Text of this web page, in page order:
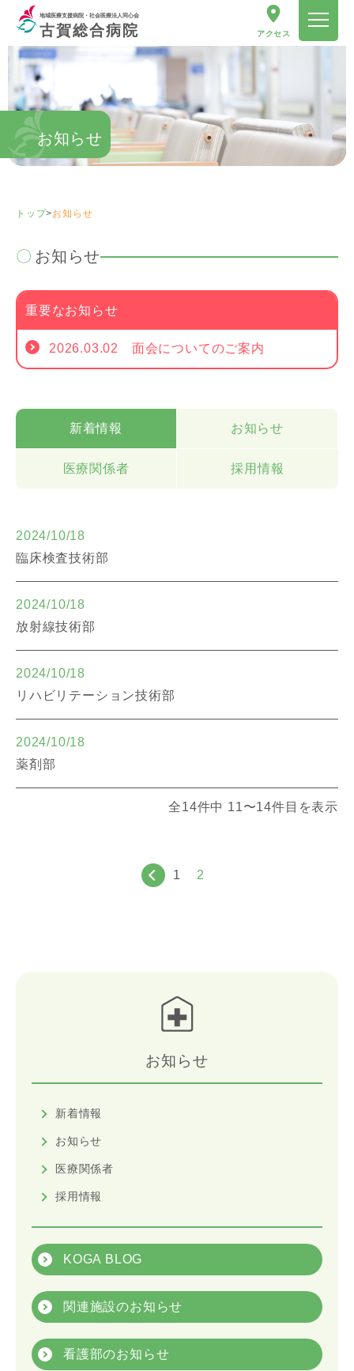
地域医療支援病院・社会医療法人同心会
古賀総合病院 アクセス
お知らせ
お知らせ
新着情報
お知らせ
医療関係者
採用情報
KOGA BLOG
関連施設のお知らせ
看護部のお知らせ
トップ>お知らせ
お知らせ
重要なお知らせ
2026.03.02 面会についてのご案内
新着情報 お知らせ
医療関係者 採用情報
2024/10/18
臨床検査技術部
2024/10/18
放射線技術部
2024/10/18
リハビリテーション技術部
2024/10/18
薬剤部
全14件中 11〜14件目を表示
1 2